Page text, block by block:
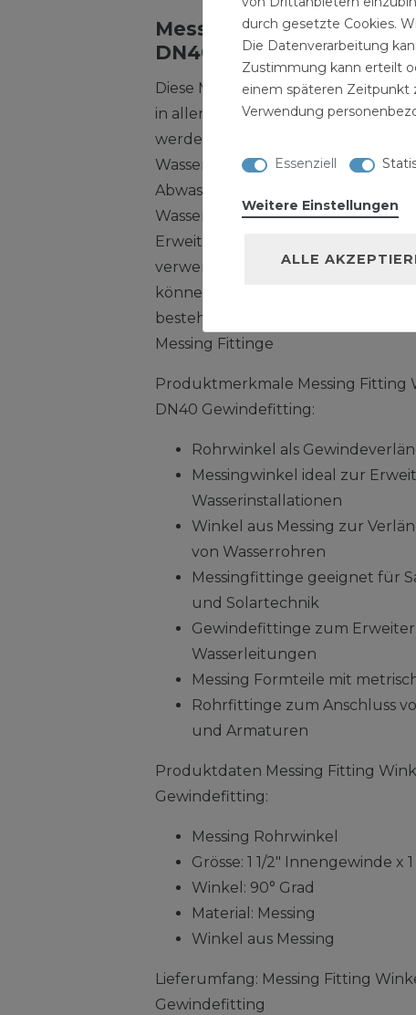
Messing Fitting Winkel 1
DN40 Gewindefitting
Diese Messing Fittinge sind sofort
in allen Bereichen in der
werden. Unsere Messing Fittinge
Wasserversorgungsanlagen das
Abwasserversorgung und werden
Wasserversorgung und im
Erweiterung bestehender
verwendet. Messing Fittinge und
können für die Sanitärinstallation
bestehenden Versorgungsnetzes
Messing Fittinge
Produktmerkmale Messing Fitting
DN40 Gewindefitting:
Rohrwinkel als
Messingwinkel ideal zur
Wasserinstallationen
Winkel aus Messing zur
von Wasserrohren
Messingfittinge geeignet für
und Solartechnik
Gewindefittinge zum
Wasserleitungen
Messing Formteile mit
Rohrfittinge zum Anschluss
und Armaturen
Produktdaten Messing Fitting
Gewindefitting:
Messing Rohrwinkel
Grösse: 1 1/2" Innengewinde x
Winkel: 90° Grad
Material: Messing
Winkel aus Messing
Lieferumfang: Messing Fitting
Gewindefitting
durch gesetzte Cookies.
Die Datenverarbeitung
Zustimmung kann erteilt
einem späteren Zeitpunkt
Verwendung
Essenziell
Weitere Einstellungen
ALLE